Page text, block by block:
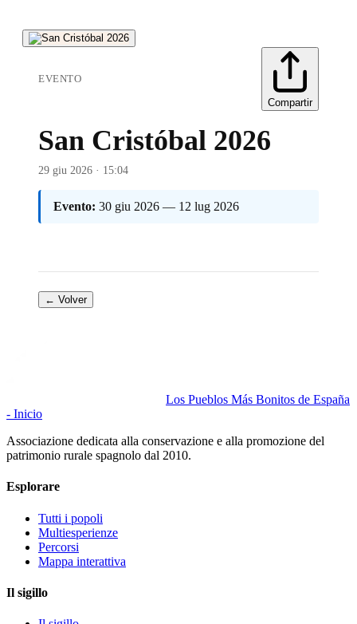
EVENTO
Compartir
San Cristóbal 2026
29 giu 2026 · 15:04
Evento: 30 giu 2026 — 12 lug 2026
← Volver
Los Pueblos Más Bonitos de España
- Inicio
Associazione dedicata alla conservazione e alla promozione del
patrimonio rurale spagnolo dal 2010.
Esplorare
Tutti i popoli
Multiesperienze
Percorsi
Mappa interattiva
Il sigillo